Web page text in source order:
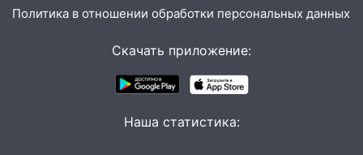
шестилетнего ребёнка на улице
В Ульяновске ищут 37-летнего
мужчину, пропавшего ещё 19 июля
хаски: куда сходить в Ульяновской
Политика в отношении обработки персональных данных
Скачать приложение:
Наша статистика: